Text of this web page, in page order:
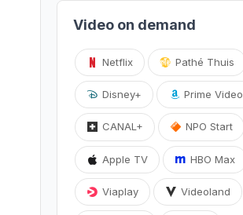
Video on demand
Netflix Pathé Thuis
Disney+ Prime Video
CANAL+ NPO Start
Apple TV HBO Max
Viaplay Videoland